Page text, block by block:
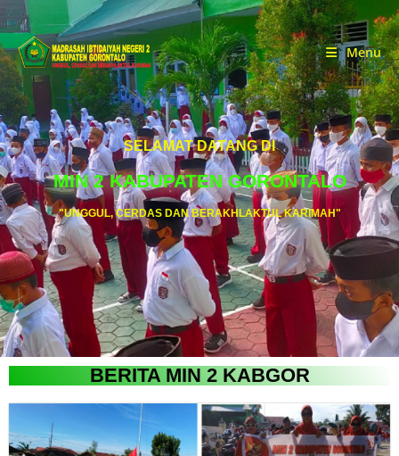
Menu
SELAMAT DATANG DI
MIN 2 KABUPATEN GORONTALO
"UNGGUL, CERDAS DAN BERAKHLAKTUL KARIMAH"
BERITA MIN 2 KABGOR